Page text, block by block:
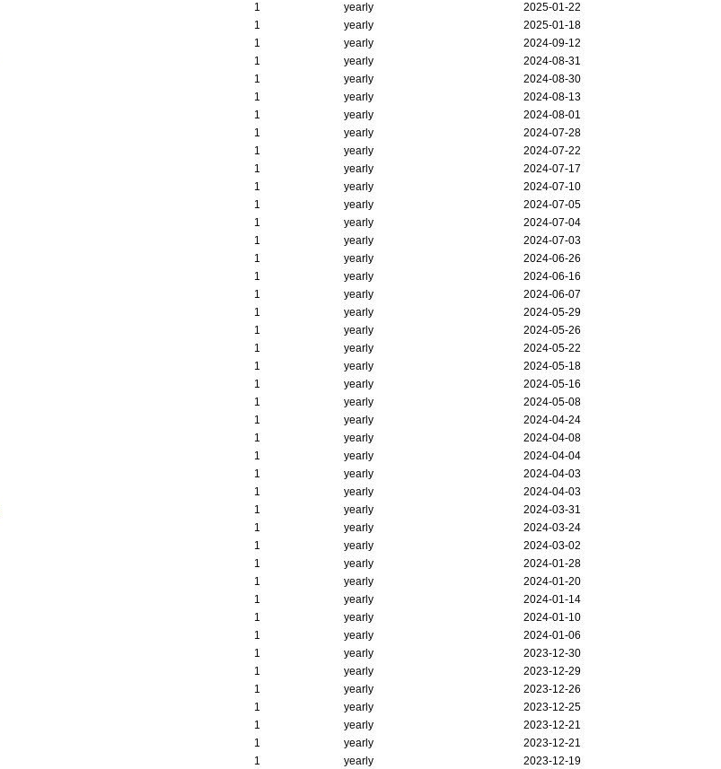
2025-01-22
yearly
1
2025-01-18
yearly
1
2024-09-12
yearly
1
2024-08-31
yearly
1
2024-08-30
yearly
1
2024-08-13
yearly
1
2024-08-01
yearly
1
2024-07-28
yearly
1
2024-07-22
yearly
1
2024-07-17
yearly
1
2024-07-10
yearly
1
2024-07-05
yearly
1
2024-07-04
yearly
1
2024-07-03
yearly
1
2024-06-26
yearly
1
2024-06-16
yearly
1
2024-06-07
yearly
1
2024-05-29
yearly
1
2024-05-26
yearly
1
2024-05-22
yearly
1
2024-05-18
yearly
1
2024-05-16
yearly
1
2024-05-08
yearly
1
2024-04-24
yearly
1
2024-04-08
yearly
1
2024-04-04
yearly
1
2024-04-03
yearly
1
2024-04-03
yearly
1
2024-03-31
yearly
1
2024-03-24
yearly
1
2024-03-02
yearly
1
2024-01-28
yearly
1
2024-01-20
yearly
1
2024-01-14
yearly
1
2024-01-10
yearly
1
2024-01-06
yearly
1
2023-12-30
yearly
1
2023-12-29
yearly
1
2023-12-26
yearly
1
2023-12-25
yearly
1
2023-12-21
yearly
1
2023-12-21
yearly
1
2023-12-19
yearly
1